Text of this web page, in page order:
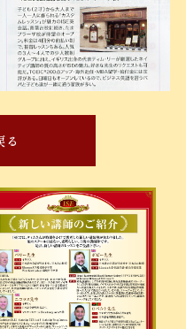
る